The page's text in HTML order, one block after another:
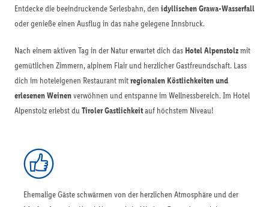
Entdecke die beeindruckende Serlesbahn, den idyllischen Grawa-Wasserfall
oder genieße einen Ausflug in das nahe gelegene Innsbruck.
Nach einem aktiven Tag in der Natur erwartet dich das Hotel Alpenstolzmit
gemütlichen Zimmern, alpinem Flair und herzlicher Gastfreundschaft. Lass
dich im hoteleigenen Restaurant mitregionalen Köstlichkeiten und
erlesenen Weinenverwöhnen und entspanne im Wellnessbereich. Im Hotel
Alpenstolz erlebst duTiroler Gastlichkeitauf höchstem Niveau!
Ehemalige Gäste schwärmen von der herzlichen Atmosphäre und der